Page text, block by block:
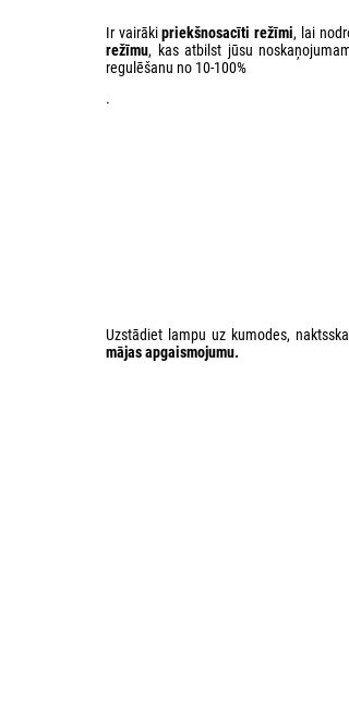
Ir vairākipriekšnosacīti režīmi, lai
režīmu, kas atbilst jūsu
regulēšanu no 10-100%
.
Uzstādiet lampu uz kumodes,
mājas apgaismojumu.